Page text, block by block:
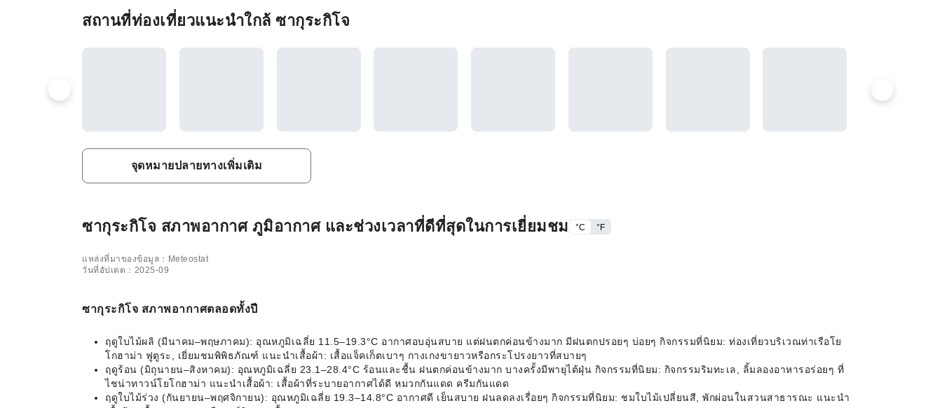
สถานที่ท่องเที่ยวแนะนำใกล้ ซากุระกิโจ
จุดหมายปลายทางเพิ่มเติม
ซากุระกิโจ สภาพอากาศ ภูมิอากาศ และช่วงเวลาที่ดีที่สุดในการเยี่ยมชม °C °F
แหล่งที่มาของข้อมูล：Meteostat
วันที่อัปเดต：2025-09
ซากุระกิโจ สภาพอากาศตลอดทั้งปี
ฤดูใบไม้ผลิ (มีนาคม–พฤษภาคม): อุณหภูมิเฉลี่ย 11.5–19.3°C อากาศอบอุ่นสบาย แต่ฝนตกค่อนข้างมาก มีฝนตกปรอยๆ บ่อยๆ กิจกรรมที่นิยม: ท่องเที่ยวบริเวณท่าเรือโย
โกฮาม่า ฟูตูระ, เยี่ยมชมพิพิธภัณฑ์ แนะนำเสื้อผ้า: เสื้อแจ็คเก็ตเบาๆ กางเกงขายาวหรือกระโปรงยาวที่สบายๆ
ฤดูร้อน (มิถุนายน–สิงหาคม): อุณหภูมิเฉลี่ย 23.1–28.4°C ร้อนและชื้น ฝนตกค่อนข้างมาก บางครั้งมีพายุไต้ฝุ่น กิจกรรมที่นิยม: กิจกรรมริมทะเล, ลิ้มลองอาหารอร่อยๆ ที่
ไชน่าทาวน์โยโกฮาม่า แนะนำเสื้อผ้า: เสื้อผ้าที่ระบายอากาศได้ดี หมวกกันแดด ครีมกันแดด
ฤดูใบไม้ร่วง (กันยายน–พฤศจิกายน): อุณหภูมิเฉลี่ย 19.3–14.8°C อากาศดี เย็นสบาย ฝนลดลงเรื่อยๆ กิจกรรมที่นิยม: ชมใบไม้เปลี่ยนสี, พักผ่อนในสวนสาธารณะ แนะนำ